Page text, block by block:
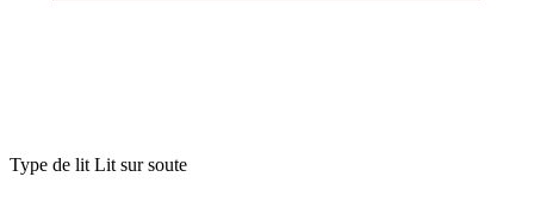
Type de lit Lit sur soute